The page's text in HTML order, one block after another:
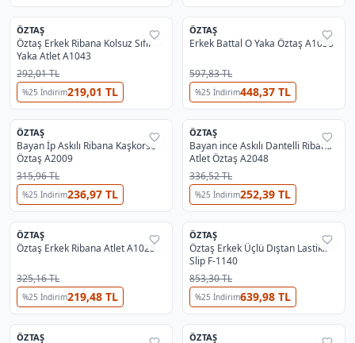
%29
ÖZTAŞ
Öztaş Erkek Ribana Kolsuz Sıfır
Yaka Atlet A1043
292,01 TL
%25 İndirim219,01 TL
%29
2
ÖZTAŞ
Erkek Battal O Yaka Öztaş A1038
597,83 TL
%25 İndirim448,37 TL
%29
ÖZTAŞ
Bayan İp Askılı Ribana Kaşkorse
Öztaş A2009
315,96 TL
%25 İndirim236,97 TL
%29
2
ÖZTAŞ
Bayan ince Askılı Dantelli Ribana
Atlet Öztaş A2048
336,52 TL
%25 İndirim252,39 TL
%37
OUTLET 2
ÖZTAŞ
Öztaş Erkek Ribana Atlet A1025
325,16 TL
%25 İndirim219,48 TL
%29
ÖZTAŞ
Öztaş Erkek Üçlü Dıştan Lastikli
Slip F-1140
853,30 TL
%25 İndirim639,98 TL
%29
ÖZTAŞ %29
ÖZTAŞ